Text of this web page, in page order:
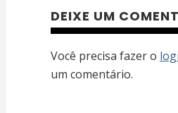
DEIXE UM
Você precisa fazer o
um comentário.